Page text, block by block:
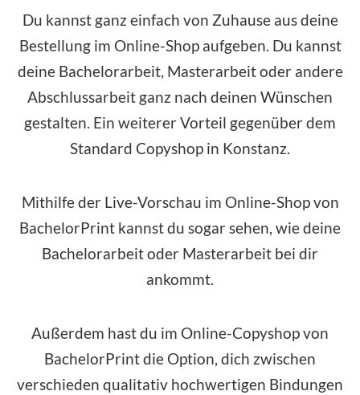
Du kannst ganz einfach von Zuhause aus deine
Bestellung im Online-Shopaufgeben. Du kannst
deine Bachelorarbeit, Masterarbeit oder andere
Abschlussarbeit ganz nach deinen Wünschen
gestalten. Ein weiterer Vorteil gegenüber dem
Standard Copyshop in Konstanz.
Mithilfe der Live-Vorschau im Online-Shop von
BachelorPrint kannst du sogar sehen, wie deine
Bachelorarbeit oder Masterarbeit bei dir
ankommt.
Außerdem hast du im Online-Copyshop von
BachelorPrint die Option, dich zwischen
verschieden qualitativ hochwertigen Bindungen